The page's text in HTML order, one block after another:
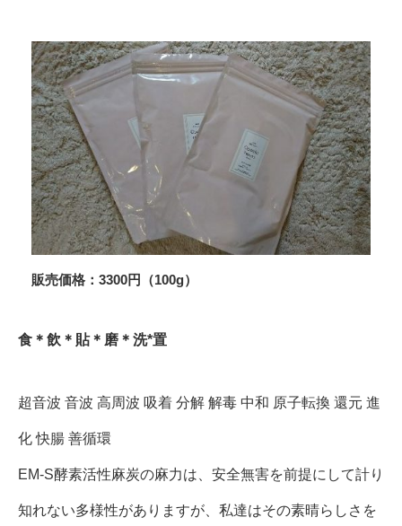
販売価格：3300円（100g）
食＊飲＊貼＊磨＊洗*置
超音波 音波 高周波 吸着 分解 解毒 中和 原子転換 還元 進
化 快腸 善循環
EM-S酵素活性麻炭の麻力は、安全無害を前提にして計り
知れない多様性がありますが、私達はその素晴らしさを